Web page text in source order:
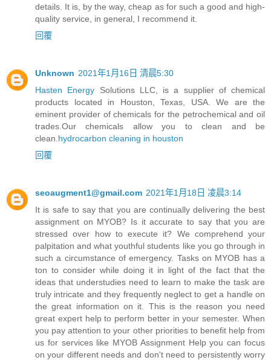
details. It is, by the way, cheap as for such a good and high-
quality service, in general, I recommend it.
回覆
Unknown 2021年1月16日 清晨5:30
Hasten Energy Solutions LLC, is a supplier of chemical
products located in Houston, Texas, USA. We are the
eminent provider of chemicals for the petrochemical and oil
trades.Our chemicals allow you to clean and be
clean. hydrocarbon cleaning in houston
回覆
seoaugment1@gmail.com 2021年1月18日 凌晨3:14
It is safe to say that you are continually delivering the best
assignment on MYOB? Is it accurate to say that you are
stressed over how to execute it? We comprehend your
palpitation and what youthful students like you go through in
such a circumstance of emergency. Tasks on MYOB has a
ton to consider while doing it in light of the fact that the
ideas that understudies need to learn to make the task are
truly intricate and they frequently neglect to get a handle on
the great information on it. This is the reason you need
great expert help to perform better in your semester. When
you pay attention to your other priorities to benefit help from
us for services like MYOB Assignment Help you can focus
on your different needs and don't need to persistently worry